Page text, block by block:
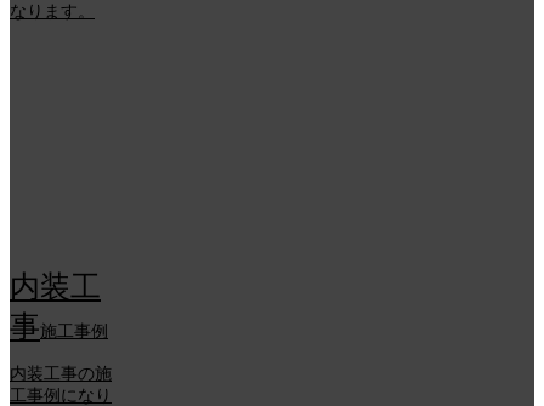
なります。
内装工
事施工事例
内装工事の施
工事例になり